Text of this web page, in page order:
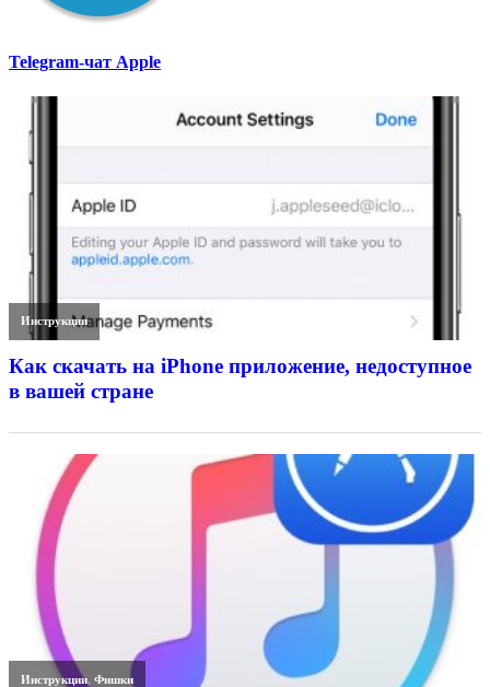
Telegram-чат Apple
Инструкции
Как скачать на iPhone приложение, недоступное
в вашей стране
Инструкции,Фишки